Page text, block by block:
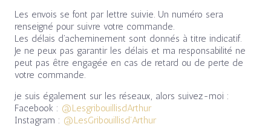
Les envois se font par lettre suivie. Un numéro sera
renseigné pour suivre votre commande.
Les délais d’acheminement sont donnés à titre indicatif.
Je ne peux pas garantir les délais et ma responsabilité ne
peut pas être engagée en cas de retard ou de perte de
votre commande.
je suis également sur les réseaux, alors suivez-moi :
Facebook : @LesgribouillisdArthur
Instagram : @LesGribouillisd’Arthur